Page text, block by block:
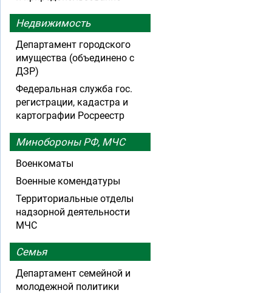
Недвижимость
Департамент городского
имущества (объединено с
ДЗР)
Федеральная служба гос.
регистрации, кадастра и
картографии Росреестр
Минобороны РФ, МЧС
Военкоматы
Военные комендатуры
Территориальные отделы
надзорной деятельности
МЧС
Семья
Департамент семейной и
молодежной политики